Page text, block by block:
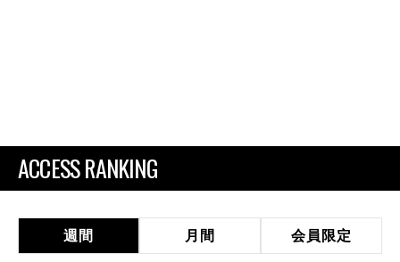
ACCESS RANKING
週間 月間 会員限定